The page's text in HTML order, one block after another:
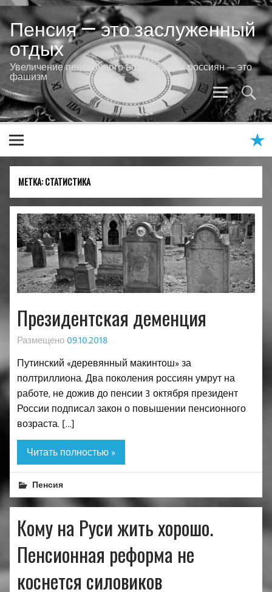
Skip
to
content
Пенсия — это заслуженный
отдых
Увеличение пенсионного возраста для россиян — это
фашизм
МЕТКА:СТАТИСТИКА
Президентская деменция
Размещено 09.10.2018
Путинский «деревянный макинтош» за
полтриллиона. Два поколения россиян умрут на
работе, не дожив до пенсии 3 октября президент
России подписал закон о повышении пенсионного
возраста. […]
Читать полностью »
Пенсия
Кому на Руси жить хорошо.
Пенсионная реформа не
коснется силовиков